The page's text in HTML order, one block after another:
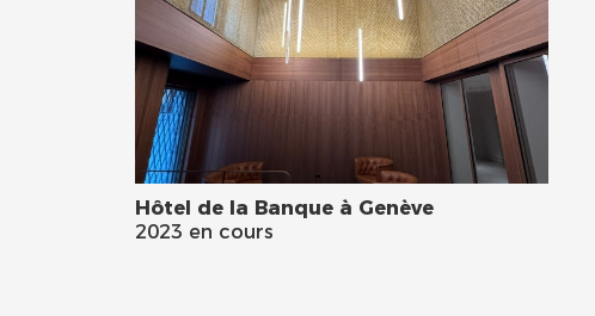
Hôtel de la Banque à Genève
2023 en cours